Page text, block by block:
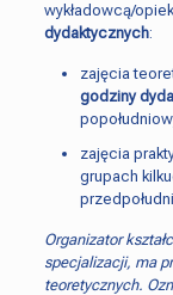
wykładowcą/
dydaktycznych:
zajęcia
godziny
zajęcia
grupach
Organizator
specjalizacji, ma
teoretycznych.